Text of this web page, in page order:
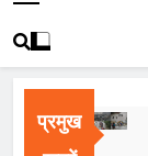
प्रमुख